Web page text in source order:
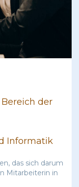
der
Informatik
das sich darum
Mitarbeiterin in